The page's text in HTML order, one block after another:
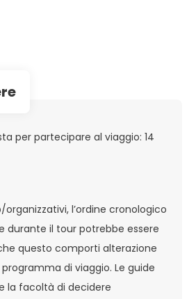
per partecipare al viaggio: 14
l’ordine cronologico
durante il tour potrebbe essere
questo comporti alterazione
di viaggio. Le guide
la facoltà di decidere